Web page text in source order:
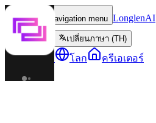
Toggle navigation menu LonglenAI
เปลี่ยนภาษา (TH)
ตัวละคร โลก ครีเอเตอร์